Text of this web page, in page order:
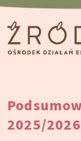
Przeskocz do
2025/2026